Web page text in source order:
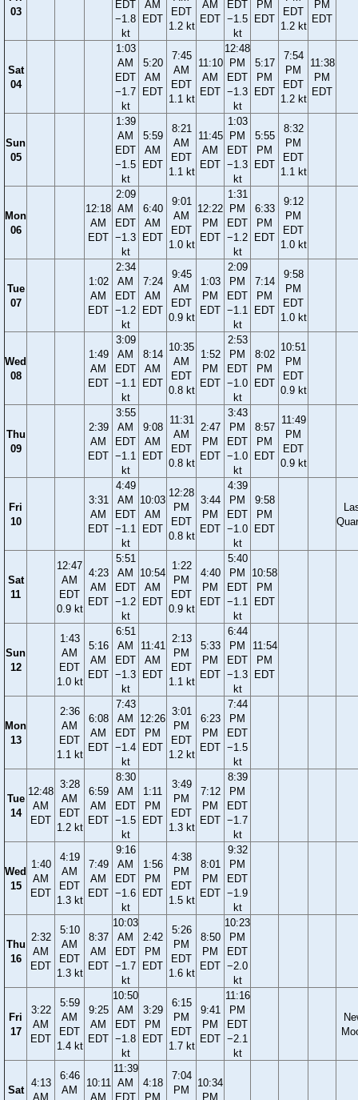
03
EDT
−1.8
kt
AM
EDT
EDT
1.2 kt
AM
EDT
EDT
−1.5
kt
PM
EDT
EDT
1.2 kt
PM
EDT
Sat
04
1:03
AM
EDT
−1.7
kt
5:20
AM
EDT
7:45
AM
EDT
1.1 kt
11:10
AM
EDT
12:48
PM
EDT
−1.3
kt
5:17
PM
EDT
7:54
PM
EDT
1.2 kt
11:38
PM
EDT
Sun
05
1:39
AM
EDT
−1.5
kt
5:59
AM
EDT
8:21
AM
EDT
1.1 kt
11:45
AM
EDT
1:03
PM
EDT
−1.3
kt
5:55
PM
EDT
8:32
PM
EDT
1.1 kt
Mon
06
12:18
AM
EDT
2:09
AM
EDT
−1.3
kt
6:40
AM
EDT
9:01
AM
EDT
1.0 kt
12:22
PM
EDT
1:31
PM
EDT
−1.2
kt
6:33
PM
EDT
9:12
PM
EDT
1.0 kt
Tue
07
1:02
AM
EDT
2:34
AM
EDT
−1.2
kt
7:24
AM
EDT
9:45
AM
EDT
0.9 kt
1:03
PM
EDT
2:09
PM
EDT
−1.1
kt
7:14
PM
EDT
9:58
PM
EDT
1.0 kt
Wed
08
1:49
AM
EDT
3:09
AM
EDT
−1.1
kt
8:14
AM
EDT
10:35
AM
EDT
0.8 kt
1:52
PM
EDT
2:53
PM
EDT
−1.0
kt
8:02
PM
EDT
10:51
PM
EDT
0.9 kt
Thu
09
2:39
AM
EDT
3:55
AM
EDT
−1.1
kt
9:08
AM
EDT
11:31
AM
EDT
0.8 kt
2:47
PM
EDT
3:43
PM
EDT
−1.0
kt
8:57
PM
EDT
11:49
PM
EDT
0.9 kt
Fri
10
3:31
AM
EDT
4:49
AM
EDT
−1.1
kt
10:03
AM
EDT
12:28
PM
EDT
0.8 kt
3:44
PM
EDT
4:39
PM
EDT
−1.0
kt
9:58
PM
EDT
Sat
11
12:47
AM
EDT
0.9 kt
4:23
AM
EDT
5:51
AM
EDT
−1.2
kt
10:54
AM
EDT
1:22
PM
EDT
0.9 kt
4:40
PM
EDT
5:40
PM
EDT
−1.1
kt
10:58
PM
EDT
Sun
12
1:43
AM
EDT
1.0 kt
5:16
AM
EDT
6:51
AM
EDT
−1.3
kt
11:41
AM
EDT
2:13
PM
EDT
1.1 kt
5:33
PM
EDT
6:44
PM
EDT
−1.3
kt
11:54
PM
EDT
Mon
13
2:36
AM
EDT
1.1 kt
6:08
AM
EDT
7:43
AM
EDT
−1.4
kt
12:26
PM
EDT
3:01
PM
EDT
1.2 kt
6:23
PM
EDT
7:44
PM
EDT
−1.5
kt
Tue
14
12:48
AM
EDT
3:28
AM
EDT
1.2 kt
6:59
AM
EDT
8:30
AM
EDT
−1.5
kt
1:11
PM
EDT
3:49
PM
EDT
1.3 kt
7:12
PM
EDT
8:39
PM
EDT
−1.7
kt
Wed
15
1:40
AM
EDT
4:19
AM
EDT
1.3 kt
7:49
AM
EDT
9:16
AM
EDT
−1.6
kt
1:56
PM
EDT
4:38
PM
EDT
1.5 kt
8:01
PM
EDT
9:32
PM
EDT
−1.9
kt
Thu
16
2:32
AM
EDT
5:10
AM
EDT
1.3 kt
8:37
AM
EDT
10:03
AM
EDT
−1.7
kt
2:42
PM
EDT
5:26
PM
EDT
1.6 kt
8:50
PM
EDT
10:23
PM
EDT
−2.0
kt
Fri
17
3:22
AM
EDT
5:59
AM
EDT
1.4 kt
9:25
AM
EDT
10:50
AM
EDT
−1.8
kt
3:29
PM
EDT
6:15
PM
EDT
1.7 kt
9:41
PM
EDT
11:16
PM
EDT
−2.1
kt
Sat
4:13
AM
6:46
AM
10:11
AM
11:39
AM
EDT
4:18
PM
7:04
PM
10:34
PM